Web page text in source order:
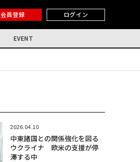
会員登録 ログイン
EVENT
2026.04.10
中東諸国との関係強化を図る
ウクライナ 欧米の支援が停
滞する中